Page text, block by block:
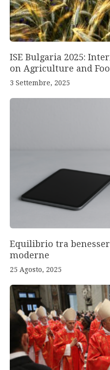
ISE Bulgaria 2025:
on Agriculture and
3 Settembre, 2025
Equilibrio tra
moderne
25 Agosto, 2025